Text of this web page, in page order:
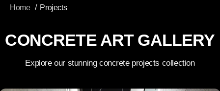
Home Projects
CONCRETE ART GALLERY
Explore our stunning concrete projects collection